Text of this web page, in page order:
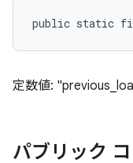
public static final
定数値:
パブリック